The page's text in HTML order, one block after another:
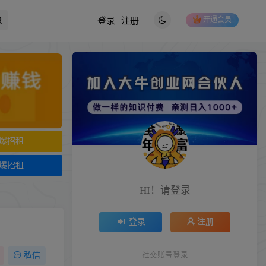
开通会员
登录 注册
招租
招租
私信
HI！请登录
登录 注册
社交账号登录